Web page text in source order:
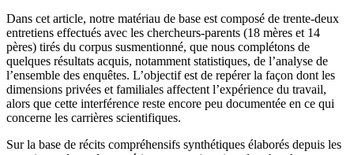
Dans cet article, notre matériau de base est composé de trente-deux
entretiens effectués avec les chercheurs-parents (18 mères et 14
pères) tirés du corpus susmentionné, que nous complétons de
quelques résultats acquis, notamment statistiques, de l’analyse de
l’ensemble des enquêtes. L’objectif est de repérer la façon dont les
dimensions privées et familiales affectent l’expérience du travail,
alors que cette interférence reste encore peu documentée en ce qui
concerne les carrières scientifiques.
Sur la base de récits compréhensifs synthétiques élaborés depuis les